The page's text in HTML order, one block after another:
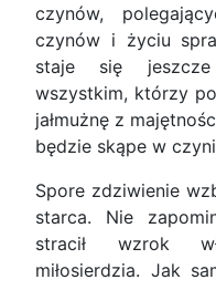
czynów,
czynów i życiu
staje się
wszystkim, którzy
jałmużnę z
będzie skąpe w
Spore zdziwienie
starca. Nie
stracił wzrok
miłosierdzia. Jak